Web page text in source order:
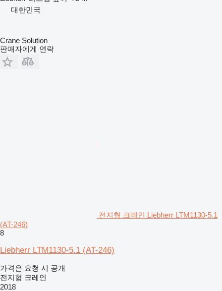
대한민국
Crane Solution
판매자에게 연락
전지형 크레인 Liebherr LTM1130-5.1
(AT-246)
8
Liebherr LTM1130-5.1 (AT-246)
가격은 요청 시 공개
전지형 크레인
2018